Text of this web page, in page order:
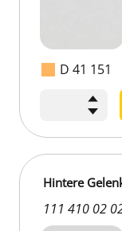
D 41 151
Hintere
111 410 02